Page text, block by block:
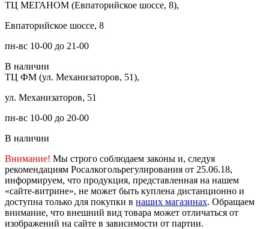
ТЦ МЕГАНОМ (Евпаторийское шоссе, 8),
Евпаторийское шоссе, 8
пн-вс 10-00 до 21-00
В наличии
ТЦ ФМ (ул. Механизаторов, 51),
ул. Механизаторов, 51
пн-вс 10-00 до 20-00
В наличии
Внимание! Мы строго соблюдаем законы и, следуя
рекомендациям Росалкогольрегулирования от 25.06.18,
информируем, что продукция, представленная на нашем
«сайте-витрине», не может быть куплена дистанционно и
доступна только для покупки в наших магазинах. Обращаем
внимание, что внешний вид товара может отличаться от
изображений на сайте в зависимости от партии.